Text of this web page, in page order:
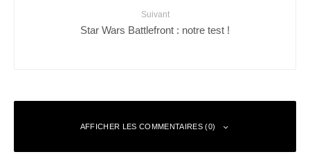
Suivant
Star Wars Battlefront : notre test !
AFFICHER LES COMMENTAIRES (0)